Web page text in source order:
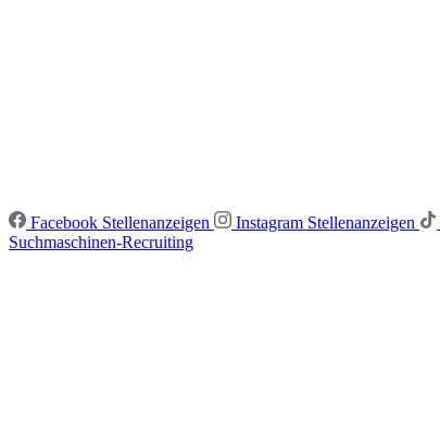
Facebook Stellenanzeigen Instagram Stellenanzeigen
Suchmaschinen-Recruiting